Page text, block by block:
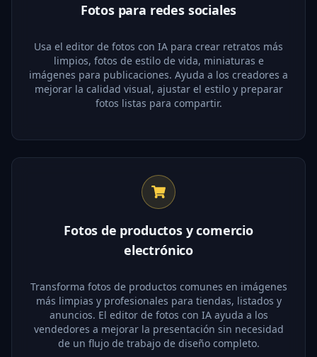
Fotos para redes sociales
Usa el editor de fotos con IA para crear retratos más
limpios, fotos de estilo de vida, miniaturas e
imágenes para publicaciones. Ayuda a los creadores a
mejorar la calidad visual, ajustar el estilo y preparar
fotos listas para compartir.
Fotos de productos y comercio
electrónico
Transforma fotos de productos comunes en imágenes
más limpias y profesionales para tiendas, listados y
anuncios. El editor de fotos con IA ayuda a los
vendedores a mejorar la presentación sin necesidad
de un flujo de trabajo de diseño completo.